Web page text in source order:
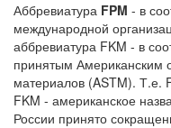
Аббревиатура FPM - в
международной
аббревиатура FKM - в
принятым Американским
материалов (ASTM). Т.е.
FKM - американское
России принято